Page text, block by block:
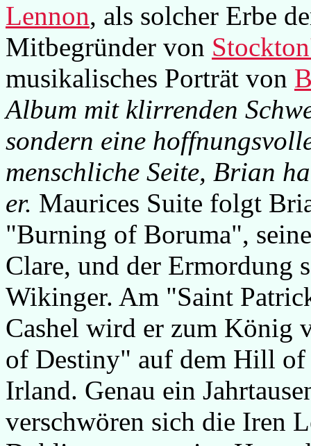
Lennon, als solcher Erbe
Mitbegründer von
musikalisches Porträt von
Album mit klirrenden
sondern eine
menschliche Seite, Brian
er. Maurices Suite folgt
"Burning of Boruma",
Clare, und der Ermordung
Wikinger. Am "Saint
Cashel wird er zum König
of Destiny" auf dem Hill of
Irland. Genau ein
verschwören sich die Iren